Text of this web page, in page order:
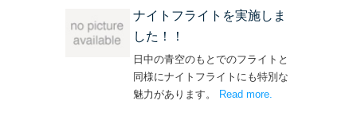
ナイトフライトを実施しま
した！！
日中の青空のもとでのフライトと
同様にナイトフライトにも特別な
魅力があります。
Read more– ‘ナイトフライト
.